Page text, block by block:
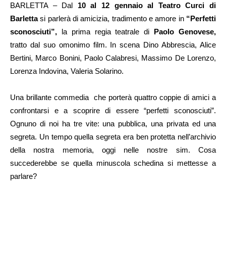
BARLETTA – Dal 10 al 12 gennaio al Teatro Curci di
Barlettasi parlerà di amicizia, tradimento e amore in “Perfetti
sconosciuti”, la prima regia teatrale di Paolo Genovese,
tratto dal suo omonimo film. In scena Dino Abbrescia, Alice
Bertini, Marco Bonini, Paolo Calabresi, Massimo De Lorenzo,
Lorenza Indovina, Valeria Solarino.
Una brillante commedia che porterà quattro coppie di amici a
confrontarsi e a scoprire di essere “perfetti sconosciuti”.
Ognuno di noi ha tre vite: una pubblica, una privata ed una
segreta. Un tempo quella segreta era ben protetta nell’archivio
della nostra memoria, oggi nelle nostre sim. Cosa
succederebbe se quella minuscola schedina si mettesse a
parlare?